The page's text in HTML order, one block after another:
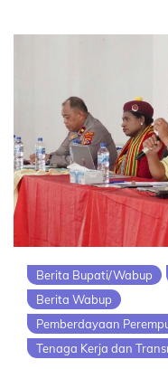
Berita Bupati/Wabup
Berita Wabup
Pemberdayaan
Tenaga Kerja dan